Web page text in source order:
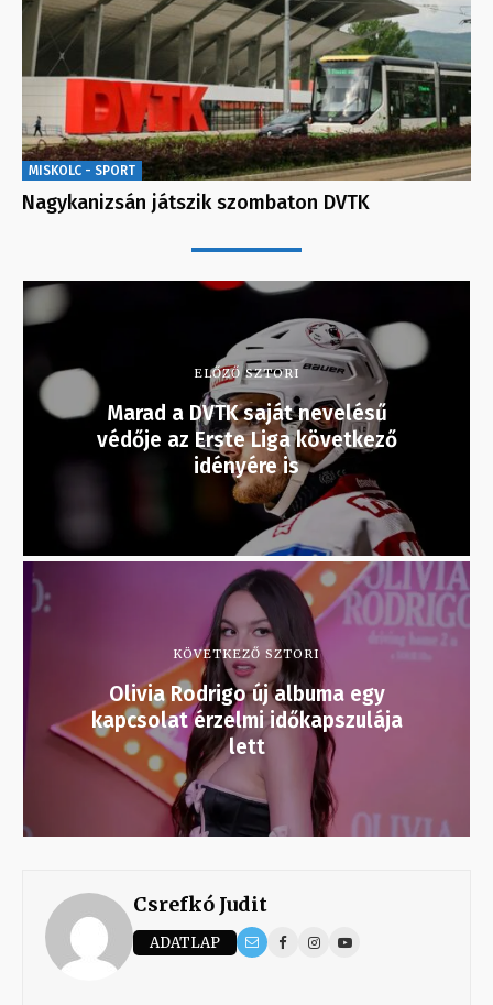
MISKOLC - SPORT
Nagykanizsán játszik szombaton DVTK
ELŐZŐ SZTORI
Marad a DVTK saját nevelésű
védője az Erste Liga következő
idényére is
KÖVETKEZŐ SZTORI
Olivia Rodrigo új albuma egy
kapcsolat érzelmi időkapszulája
lett
Csrefkó Judit
ADATLAP